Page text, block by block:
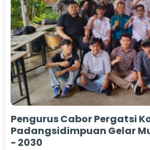
Pengurus Cabor Pergatsi
Padangsidimpuan Gelar
- 2030